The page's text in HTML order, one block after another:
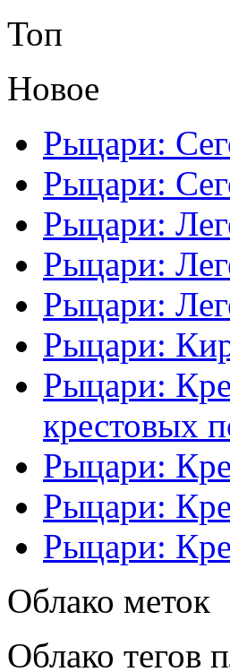
Топ
Новое
Рыцари:
Рыцари:
Рыцари:
Рыцари:
Рыцари:
Рыцари:
Рыцари:
крестовых
Рыцари:
Рыцари:
Рыцари:
Облако меток
Облако тегов